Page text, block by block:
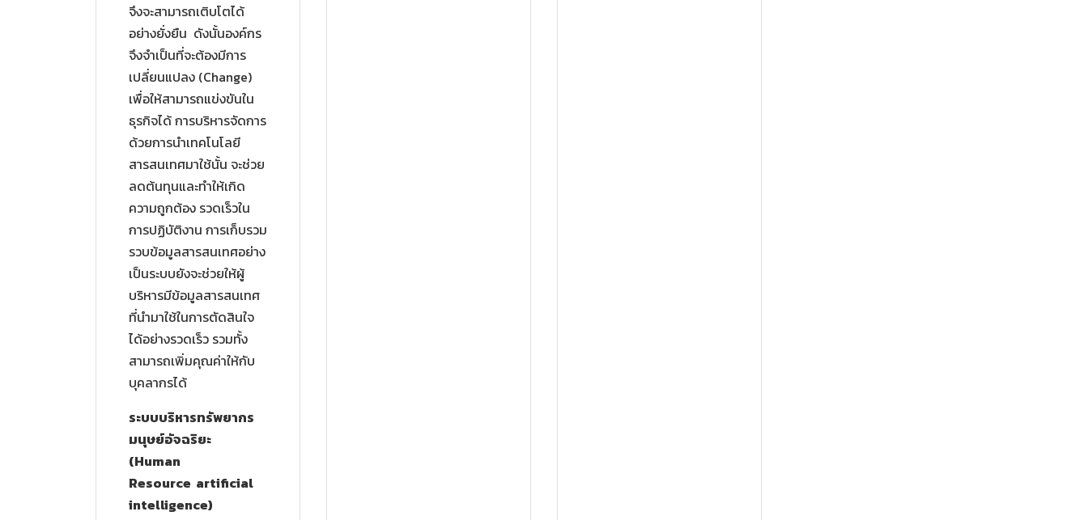
จึงจะสามารถเติบโตได้
อย่างยั่งยืน ดังนั้นองค์กร
จึงจำเป็นที่จะต้องมีการ
เปลี่ยนแปลง (Change)
เพื่อให้สามารถแข่งขันใน
ธุรกิจได้ การบริหารจัดการ
ด้วยการนำเทคโนโลยี
สารสนเทศมาใช้นั้น จะช่วย
ลดต้นทุนและทำให้เกิด
ความถูกต้อง รวดเร็วใน
การปฏิบัติงาน การเก็บรวม
รวบข้อมูลสารสนเทศอย่าง
เป็นระบบยังจะช่วยให้ผู้
บริหารมีข้อมูลสารสนเทศ
ที่นำมาใช้ในการตัดสินใจ
ได้อย่างรวดเร็ว รวมทั้ง
สามารถเพิ่มคุณค่าให้กับ
บุคลากรได้
ระบบบริหารทรัพยากร
มนุษย์อัจฉริยะ
(Human
Resource artificial
intelligence)